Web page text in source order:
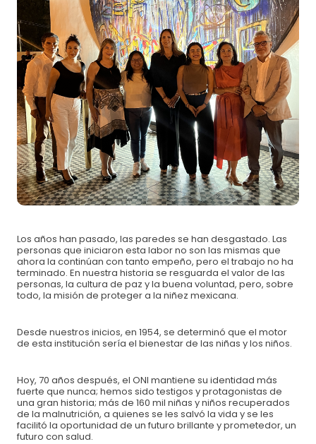
$600 MXN
nutritiva y educación nutricional de un infante.
$7,200 MXN Para apadrinar porUN AÑOa una niña o niño y
salvarlos de la desnutrición.
Tu donación salva de la desnutrición a las
niñas y niños de México.
Pago con tarjeta crédito/débito:
Los años han pasado, las paredes se han desgastado. Las
personas que iniciaron esta labor no son las mismas que
ahora la continúan con tanto empeño, pero el trabajo no ha
terminado. En nuestra historia se resguarda el valor de las
personas, la cultura de paz y la buena voluntad, pero, sobre
todo, la misión de proteger a la niñez mexicana.
Desde nuestros inicios, en 1954, se determinó que el motor
de esta institución sería el bienestar de las niñas y los niños.
Hoy, 70 años después, el ONI mantiene su identidad más
fuerte que nunca; hemos sido testigos y protagonistas de
una gran historia; más de 160 mil niñas y niños recuperados
de la malnutrición, a quienes se les salvó la vida y se les
facilitó la oportunidad de un futuro brillante y prometedor, un
futuro con salud.